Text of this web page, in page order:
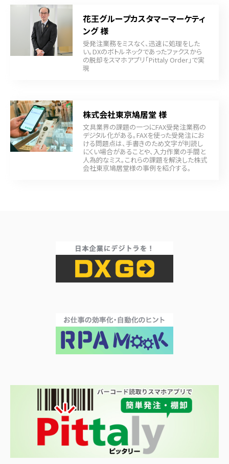
花王グループカスタマーマーケティ
ング 様
受発注業務をミスなく、迅速に処理をした
い。DXのボトルネックであったファクスから
の脱却をスマホアプリ「Pittaly Order」で実
現
株式会社東京鳩居堂 様
文具業界の課題の一つにFAX受発注業務の
デジタル化がある。FAXを使った受発注にお
ける問題点は、手書きのため文字が判読し
にくい場合があることや、入力作業の手間と
人為的なミス。これらの課題を解決した株式
会社東京鳩居堂様の事例を紹介する。